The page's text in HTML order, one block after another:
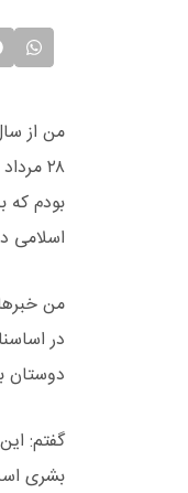
بودم که
اسلامی
من
در
دوستان
گفتم:
بشری